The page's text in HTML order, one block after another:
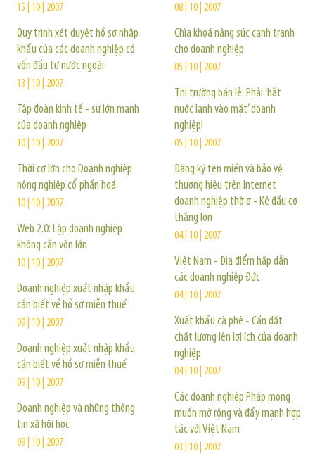
15 | 10 | 2007
Quy trình xét duyệt hồ sơ nhập
khẩu của các doanh nghiệp có
vốn đầu tư nước ngoài
13 | 10 | 2007
Tập đoàn kinh tế - sự lớn mạnh
của doanh nghiệp
10 | 10 | 2007
Thời cơ lớn cho Doanh nghiệp
nông nghiệp cổ phần hoá
10 | 10 | 2007
Web 2.0: Lập doanh nghiệp
không cần vốn lớn
10 | 10 | 2007
Doanh nghiệp xuất nhập khẩu
cần biết về hồ sơ miễn thuế
09 | 10 | 2007
Doanh nghiệp xuất nhập khẩu
cần biết về hồ sơ miễn thuế
09 | 10 | 2007
Doanh nghiệp và những thông
tin xã hội học
09 | 10 | 2007
08 | 10 | 2007
Chìa khoá nâng sức cạnh tranh
cho doanh nghiệp
05 | 10 | 2007
Thị trường bán lẻ: Phải ’hắt
nước lạnh vào mặt’ doanh
nghiệp!
05 | 10 | 2007
Đăng ký tên miền và bảo vệ
thương hiệu trên Internet
doanh nghiệp thờ ơ - Kẻ đầu cơ
thắng lớn
04 | 10 | 2007
Việt Nam - Địa điểm hấp dẫn
các doanh nghiệp Đức
04 | 10 | 2007
Xuất khẩu cà phê - Cần đặt
chất lượng lên lợi ích của doanh
nghiệp
04 | 10 | 2007
Các doanh nghiệp Pháp mong
muốn mở rộng và đẩy mạnh hợp
tác với Việt Nam
03 | 10 | 2007